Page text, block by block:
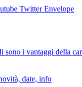
Twitter Envelope
i vantaggi della
date, info